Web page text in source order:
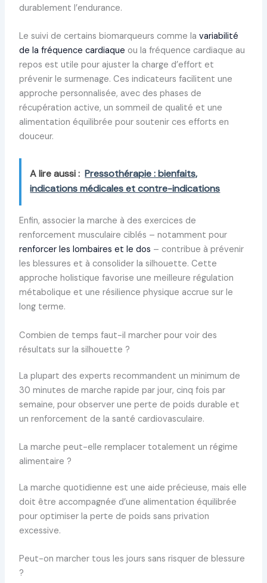
durablement l’endurance.
Le suivi de certains biomarqueurs comme la variabilité
de la fréquence cardiaque ou la fréquence cardiaque au
repos est utile pour ajuster la charge d’effort et
prévenir le surmenage. Ces indicateurs facilitent une
approche personnalisée, avec des phases de
récupération active, un sommeil de qualité et une
alimentation équilibrée pour soutenir ces efforts en
douceur.
A lire aussi : Pressothérapie : bienfaits,
indications médicales et contre-indications
Enfin, associer la marche à des exercices de
renforcement musculaire ciblés – notamment pour
renforcer les lombaires et le dos – contribue à prévenir
les blessures et à consolider la silhouette. Cette
approche holistique favorise une meilleure régulation
métabolique et une résilience physique accrue sur le
long terme.
Combien de temps faut-il marcher pour voir des
résultats sur la silhouette ?
La plupart des experts recommandent un minimum de
30 minutes de marche rapide par jour, cinq fois par
semaine, pour observer une perte de poids durable et
un renforcement de la santé cardiovasculaire.
La marche peut-elle remplacer totalement un régime
alimentaire ?
La marche quotidienne est une aide précieuse, mais elle
doit être accompagnée d’une alimentation équilibrée
pour optimiser la perte de poids sans privation
excessive.
Peut-on marcher tous les jours sans risquer de blessure
?